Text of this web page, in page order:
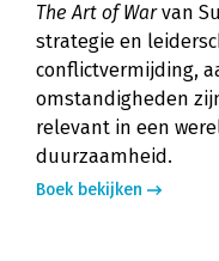
The Art of Warvan
strategie en
conflictvermijding,
omstandigheden
relevant in een
duurzaamheid.
Boek bekijken